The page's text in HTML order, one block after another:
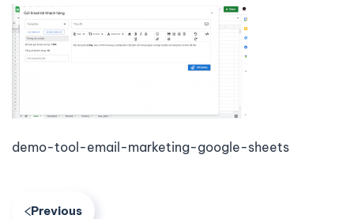
demo-tool-email-marketing-google-sheets
Previous